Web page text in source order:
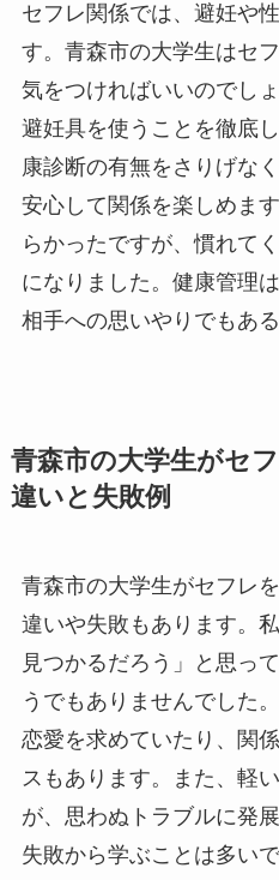
セフレ関係では、避妊や
す。青森市の大学生はセ
気をつければいいのでし
避妊具を使うことを徹底
康診断の有無をさりげな
安心して関係を楽しめま
らかったですが、慣れて
になりました。健康管理
相手への思いやりでもあ
青森市の大学生がセ
違いと失敗例
青森市の大学生がセフレ
違いや失敗もあります。
見つかるだろう」と思っ
うでもありませんでした
恋愛を求めていたり、関
スもあります。また、軽
が、思わぬトラブルに発
失敗から学ぶことは多い